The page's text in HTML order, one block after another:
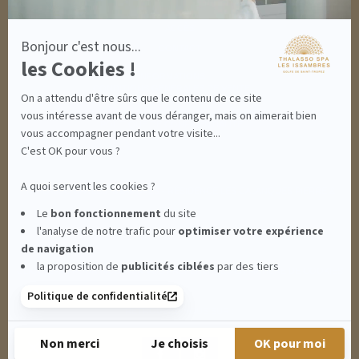
Bonjour c'est nous...
les Cookies !
On a attendu d'être sûrs que le contenu de ce site
vous intéresse avant de vous déranger, mais on aimerait bien
vous accompagner pendant votre visite...
C'est OK pour vous ?
A quoi servent les cookies ?
Le bon fonctionnement du site
l'analyse de notre trafic pour optimiservotre expérience
de navigation
la proposition de publicités ciblées par des tiers
Politique de confidentialité
Non merci Je choisis OK pour moi
MENTIONS LÉGALES
CONDITIONS GÉNÉRALES - BONS CADEAUX
POLITIQUE DE CONFIDENTIALITÉ
THALASSO SPA LES ISSAMBRES - RÉSIDENCE LES CALANQUES PIERRE &
VACANCES**** - BOULEVARD DU MÉROU - 83380 LES ISSAMBRES -
CLIQUEZ-ICI POUR MODIFIER VOS PRÉFÉRENCES EN MATIÈRE DE COOKIES